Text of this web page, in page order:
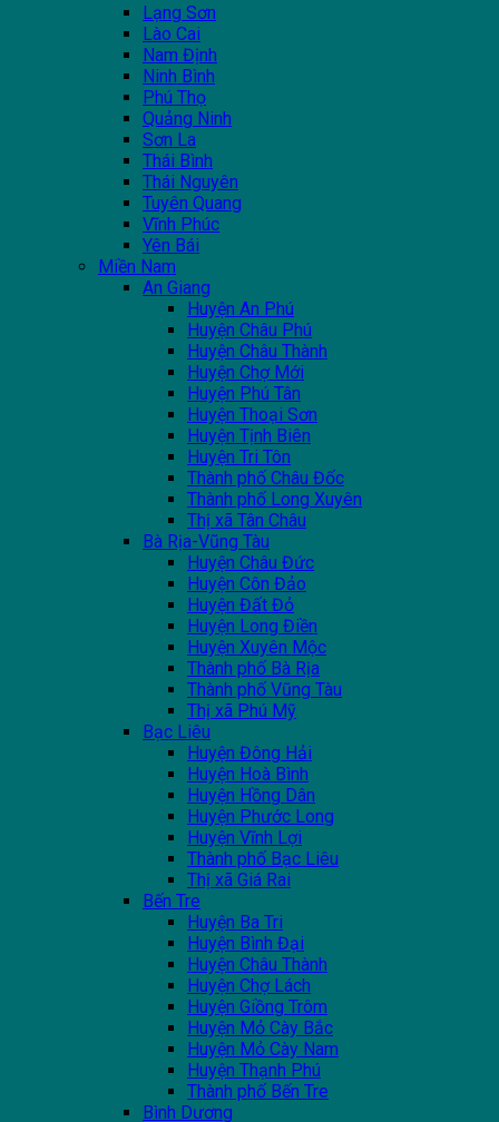
Lạng Sơn
Lào Cai
Nam Định
Ninh Bình
Phú Thọ
Quảng Ninh
Sơn La
Thái Bình
Thái Nguyên
Tuyên Quang
Vĩnh Phúc
Yên Bái
Miền Nam
An Giang
Huyện An Phú
Huyện Châu Phú
Huyện Châu Thành
Huyện Chợ Mới
Huyện Phú Tân
Huyện Thoại Sơn
Huyện Tịnh Biên
Huyện Tri Tôn
Thành phố Châu Đốc
Thành phố Long Xuyên
Thị xã Tân Châu
Bà Rịa-Vũng Tàu
Huyện Châu Đức
Huyện Côn Đảo
Huyện Đất Đỏ
Huyện Long Điền
Huyện Xuyên Mộc
Thành phố Bà Rịa
Thành phố Vũng Tàu
Thị xã Phú Mỹ
Bạc Liêu
Huyện Đông Hải
Huyện Hoà Bình
Huyện Hồng Dân
Huyện Phước Long
Huyện Vĩnh Lợi
Thành phố Bạc Liêu
Thị xã Giá Rai
Bến Tre
Huyện Ba Tri
Huyện Bình Đại
Huyện Châu Thành
Huyện Chợ Lách
Huyện Giồng Trôm
Huyện Mỏ Cày Bắc
Huyện Mỏ Cày Nam
Huyện Thạnh Phú
Thành phố Bến Tre
Bình Dương